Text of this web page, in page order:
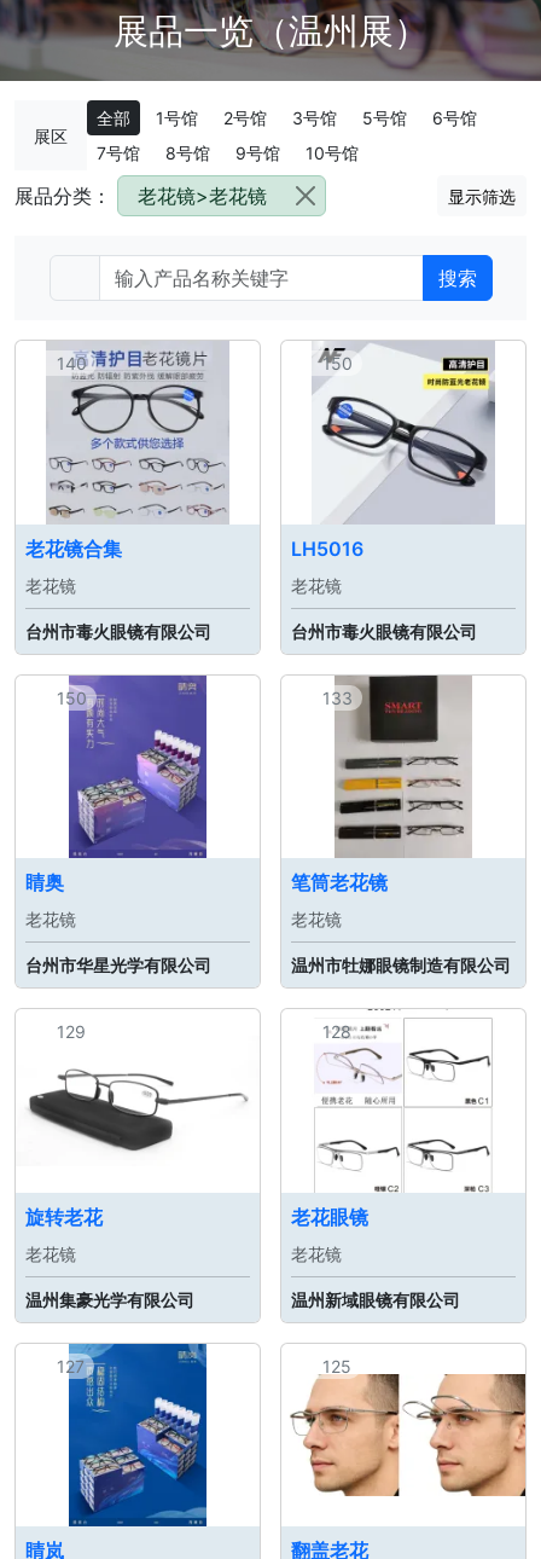
展品一览（温州展）
展区
全部 1号馆 2号馆 3号馆 5号馆
6号馆
7号馆
8号馆 9号馆 10号馆
展品分类： 老花镜>老花镜 显示筛选
搜索
140
老花镜合集
老花镜
台州市毒火眼镜有限公司
150
LH5016
老花镜
台州市毒火眼镜有限公司
150
睛奥
老花镜
台州市华星光学有限公司
133
笔筒老花镜
老花镜
温州市牡娜眼镜制造有限公司
129
旋转老花
老花镜
温州集豪光学有限公司
128
老花眼镜
老花镜
温州新域眼镜有限公司
127
睛岚
125
翻盖老花